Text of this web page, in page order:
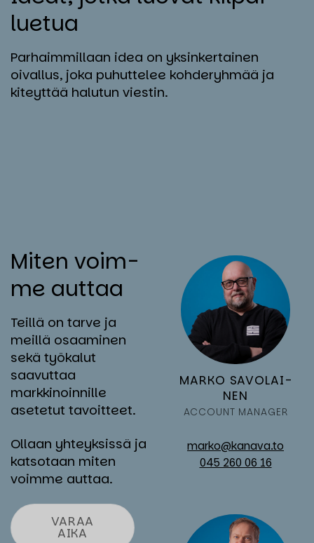
lue­tua
Parhaimmillaan idea on yksinkertainen
oivallus, joka puhuttelee kohderyhmää ja
kiteyttää halutun viestin.
Mi­ten voim­
me aut­taa
Teillä on tarve ja
meillä osaaminen
sekä työkalut
saavuttaa
markkinoinnille
asetetut tavoitteet.
Ollaan yhteyksissä ja
katsotaan miten
voimme auttaa.
VARAA
AIKA
MAR­KO SA­VO­LAI­
NEN
AC­COUNT MA­NA­GER
marko@kanava.to
045 260 06 16